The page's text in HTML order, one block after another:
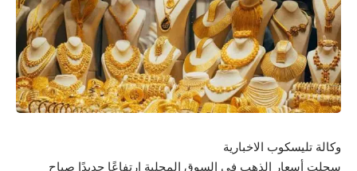
وكالة تليسكوب الاخبارية
سجلت أسعار الذهب في السوق المحلية ارتفاعًا جديدًا صباح